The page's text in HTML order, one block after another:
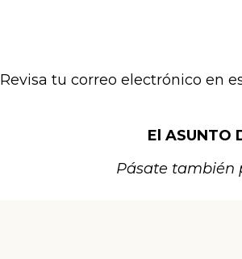
Revisa tu correo electrónico en
El ASUNTO
Pásate también